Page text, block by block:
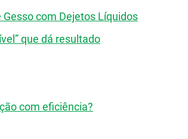
Gesso com Dejetos Líquidos
que dá resultado
com eficiência?